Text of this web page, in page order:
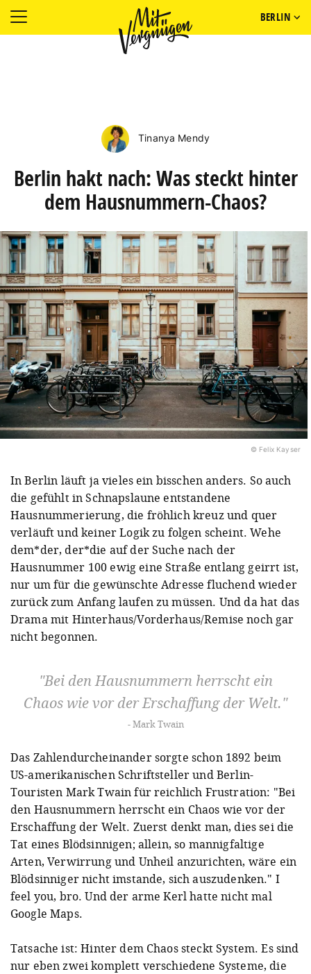
BERLIN
Tinanya Mendy
Berlin hakt nach: Was steckt hinter
dem Hausnummern-Chaos?
© Felix Kayser
In Berlin läuft ja vieles ein bisschen anders. So auch
die gefühlt in Schnapslaune entstandene
Hausnummerierung, die fröhlich kreuz und quer
verläuft und keiner Logik zu folgen scheint. Wehe
dem*der, der*die auf der Suche nach der
Hausnummer 100 ewig eine Straße entlang geirrt ist,
nur um für die gewünschte Adresse fluchend wieder
zurück zum Anfang laufen zu müssen. Und da hat das
Drama mit Hinterhaus/Vorderhaus/Remise noch gar
nicht begonnen.
Bei den Hausnummern herrscht ein
Chaos wie vor der Erschaffung der Welt.
Mark Twain
Das Zahlendurcheinander sorgte schon 1892 beim
US-amerikanischen Schriftsteller und Berlin-
Touristen Mark Twain für reichlich Frustration: "Bei
den Hausnummern herrscht ein Chaos wie vor der
Erschaffung der Welt. Zuerst denkt man, dies sei die
Tat eines Blödsinnigen; allein, so mannigfaltige
Arten, Verwirrung und Unheil anzurichten, wäre ein
Blödsinniger nicht imstande, sich auszudenken." I
feel you, bro. Und der arme Kerl hatte nicht mal
Google Maps.
Tatsache ist: Hinter dem Chaos steckt System. Es sind
nur eben zwei komplett verschiedene Systeme, die